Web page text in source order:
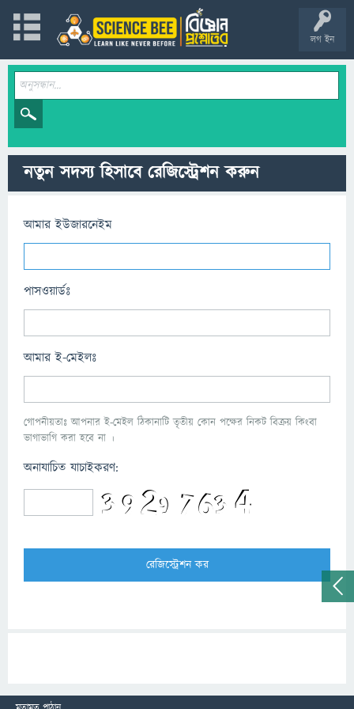
লগ ইন
নতুন সদস্য হিসাবে রেজিস্ট্রেশন করুন
আমার ইউজারনেইম
পাসওয়ার্ডঃ
আমার ই-মেইলঃ
গোপনীয়তাঃ আপনার ই-মেইল ঠিকানাটি তৃতীয় কোন পক্ষের নিকট বিক্রয় কিংবা
ভাগাভাগি করা হবে না ।
অনাযাচিত যাচাইকরণ: